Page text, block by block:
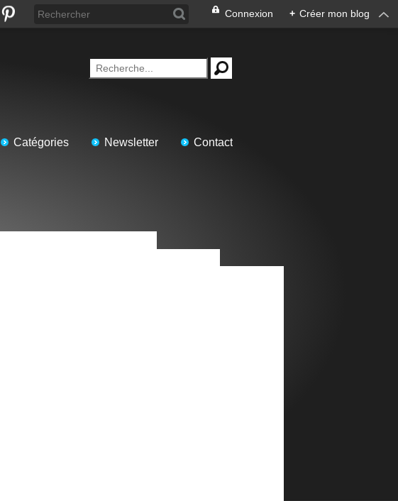
Connexion + Créer mon blog
Catégories Newsletter Contact